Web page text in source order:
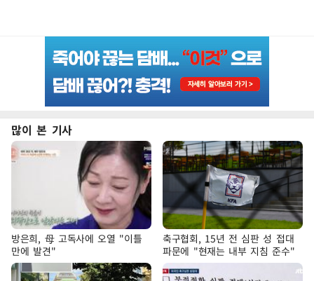
많이 본 기사
방은희, 母 고독사에 오열 "이틀
만에 발견"
축구협회, 15년 전 심판 성 접대
파문에 "현재는 내부 지침 준수"